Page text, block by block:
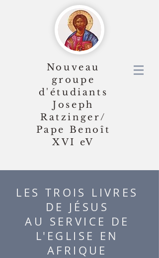
Nouveau
groupe
d'étudiants
Joseph
Ratzinger/
Pape Benoît
XVI
eV
LES TROIS LIVRES
DE JÉSUS
AU SERVICE DE
L'EGLISE EN
AFRIQUE